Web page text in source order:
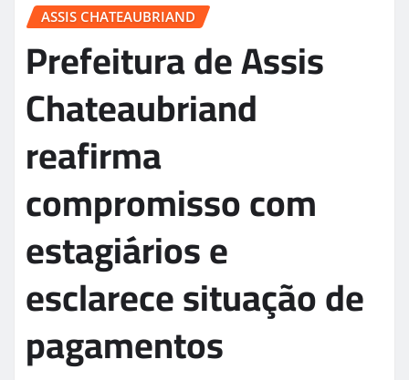
ASSIS CHATEAUBRIAND
Prefeitura de Assis
Chateaubriand
reafirma
compromisso com
estagiários e
esclarece situação de
pagamentos